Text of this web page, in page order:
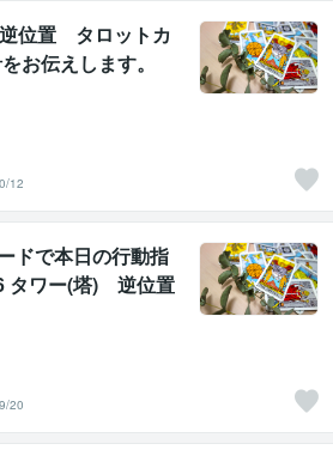
位置 タロットカ
お伝えします。
12
ドで本日の行動指
タワー(塔) 逆位置
20